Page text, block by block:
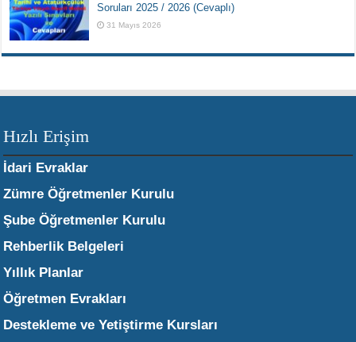
Soruları 2025 / 2026 (Cevaplı)
31 Mayıs 2026
Hızlı Erişim
İdari Evraklar
Zümre Öğretmenler Kurulu
Şube Öğretmenler Kurulu
Rehberlik Belgeleri
Yıllık Planlar
Öğretmen Evrakları
Destekleme ve Yetiştirme Kursları